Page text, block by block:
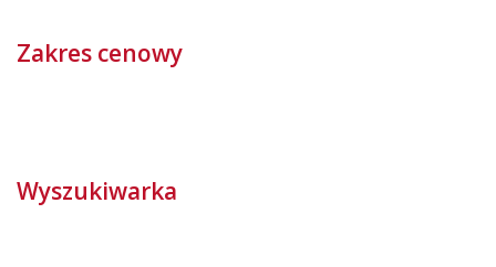
Zakres cenowy
Wyszukiwarka